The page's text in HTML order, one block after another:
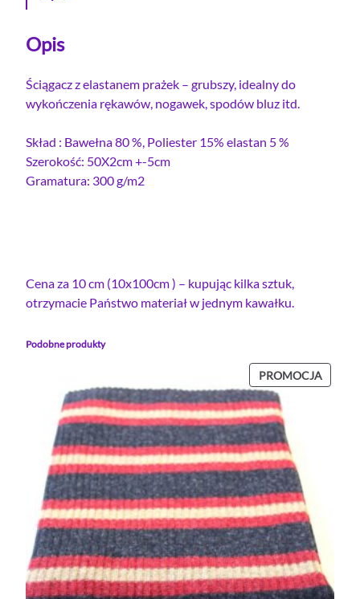
c
ą
c
z
p
F
L
O
Opis
Ściągacz z elastanem prażek – grubszy, idealny do
wykończenia rękawów, nogawek, spodów bluz itd.
Skład : Bawełna 80 %, Poliester 15% elastan 5 %
Szerokość: 50X2cm +-5cm
Gramatura: 300 g/m2
Cena za 10 cm (10x100cm ) – kupując kilka sztuk,
otrzymacie Państwo materiał w jednym kawałku.
Podobne produkty
PROMOCJA
W